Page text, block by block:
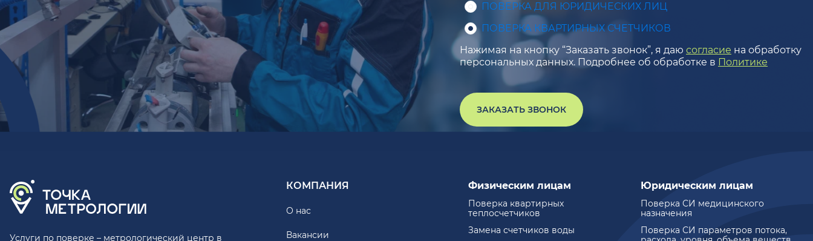
ПОВЕРКА ДЛЯ ЮРИДИЧЕСКИХ ЛИЦ
ПОВЕРКА КВАРТИРНЫХ СЧЕТЧИКОВ
Нажимая на кнопку “Заказать звонок”, я даю согласие на обработку
персональных данных. Подробнее об обработке в Политике
ЗАКАЗАТЬ ЗВОНОК
Услуги по поверке – метрологический центр в
КОМПАНИЯ
О нас
Вакансии
Физическим лицам
Поверка квартирных
теплосчетчиков
Замена счетчиков воды
Юридическим лицам
Поверка СИ медицинского
назначения
Поверка СИ параметров потока,